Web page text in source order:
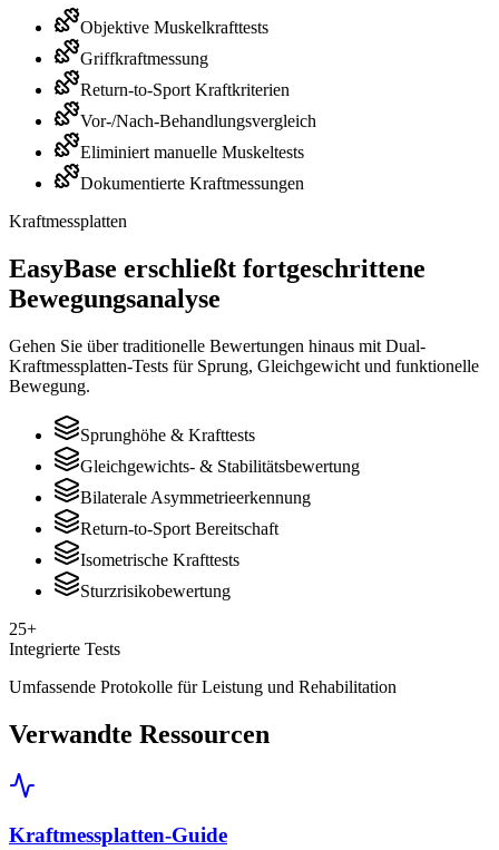
Objektive Muskelkrafttests
Griffkraftmessung
Return-to-Sport Kraftkriterien
Vor-/Nach-Behandlungsvergleich
Eliminiert manuelle Muskeltests
Dokumentierte Kraftmessungen
Kraftmessplatten
EasyBase erschließt fortgeschrittene
Bewegungsanalyse
Gehen Sie über traditionelle Bewertungen hinaus mit Dual-
Kraftmessplatten-Tests für Sprung, Gleichgewicht und funktionelle
Bewegung.
Sprunghöhe & Krafttests
Gleichgewichts- & Stabilitätsbewertung
Bilaterale Asymmetrieerkennung
Return-to-Sport Bereitschaft
Isometrische Krafttests
Sturzrisikobewertung
25+
Integrierte Tests
Umfassende Protokolle für Leistung und Rehabilitation
Verwandte Ressourcen
Kraftmessplatten-Guide